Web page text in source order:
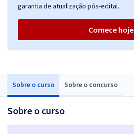
Sobre o curso Sobre o concurso
Sobre o curso
garantia de atualização pós-edital.
Comece hoje